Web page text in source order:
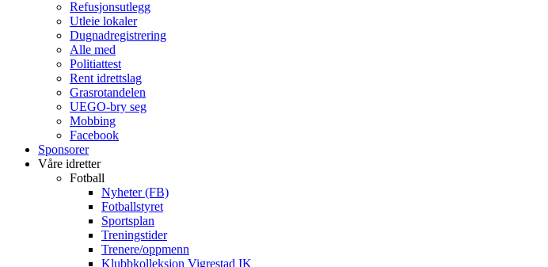
Refusjonsutlegg
Utleie lokaler
Dugnadregistrering
Alle med
Politiattest
Rent idrettslag
Grasrotandelen
UEGO-bry seg
Mobbing
Facebook
Sponsorer
Våre idretter
Fotball
Nyheter (FB)
Fotballstyret
Sportsplan
Treningstider
Trenere/oppmenn
Klubbkolleksjon Vigrestad IK